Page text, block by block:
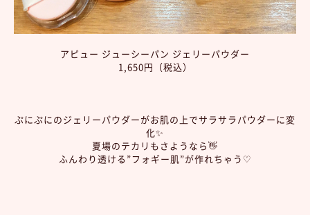
アピュー ジューシーパン ジェリーパウダー
1,650円（税込）
ぷにぷにのジェリーパウダーがお肌の上でサラサラパウダーに変
化✨
夏場のテカリもさようなら👋
ふんわり透ける”フォギー肌”が作れちゃう♡